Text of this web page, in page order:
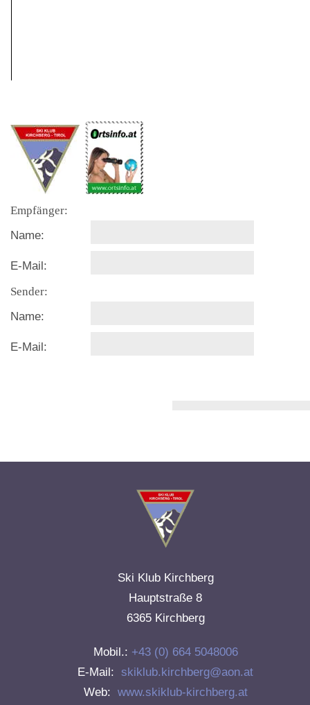
Empfänger:
Name:
E-Mail:
Sender:
Name:
E-Mail:
Ski Klub Kirchberg
Hauptstraße 8
6365 Kirchberg
Mobil.: +43 (0) 664 5048006
E-Mail:
skiklub.kirchberg@aon.at
Web: www.skiklub-kirchberg.at